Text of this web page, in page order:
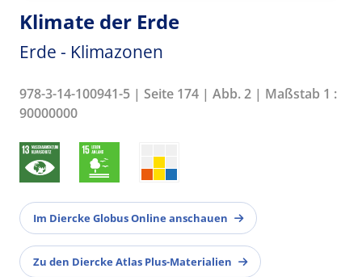
Klimate der Erde
Erde - Klimazonen
978-3-14-100941-5 | Seite 174 | Abb. 2 | Maßstab 1 :
90000000
Im Diercke Globus Online anschauen
Zu den Diercke Atlas Plus-Materialien